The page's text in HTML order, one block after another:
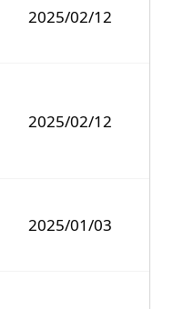
2025/02/12
2025/02/12
2025/01/03